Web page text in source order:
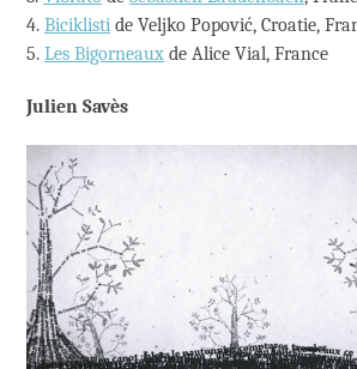
4. Biciklisti de Veljko Popović, Croatie,
5. Les Bigorneaux de Alice Vial, France
Julien Savès